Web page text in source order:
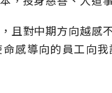
且對中期方向越感
感導向的員工向